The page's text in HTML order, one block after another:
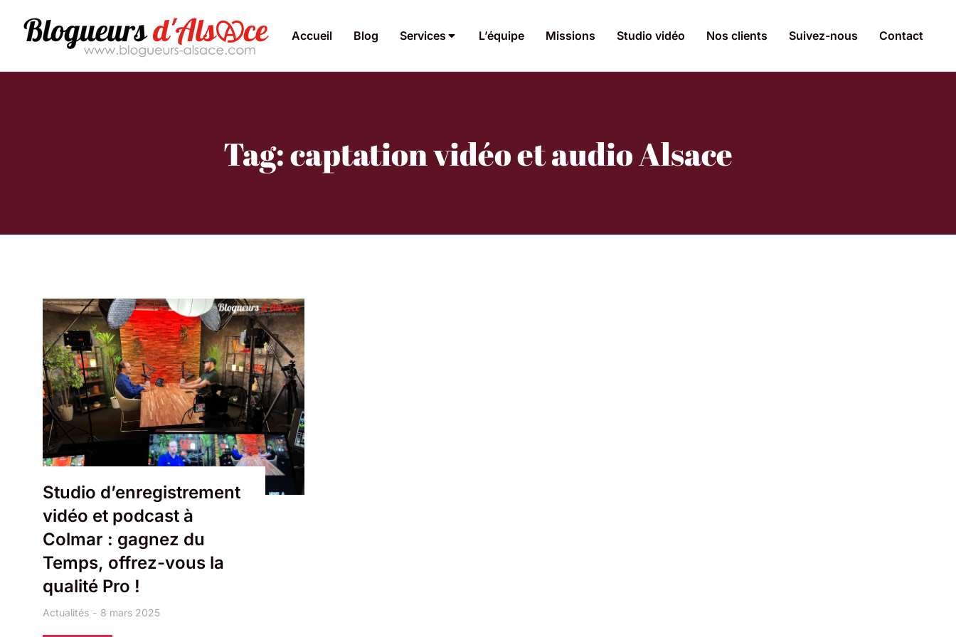
Accueil Blog Services L’équipe Missions Studio vidéo Nos clients Suivez-nous Contact
Tag: captation vidéo et audio Alsace
Studio d’enregistrement
vidéo et podcast à
Colmar : gagnez du
Temps, offrez-vous la
qualité Pro !
Actualités 8 mars 2025